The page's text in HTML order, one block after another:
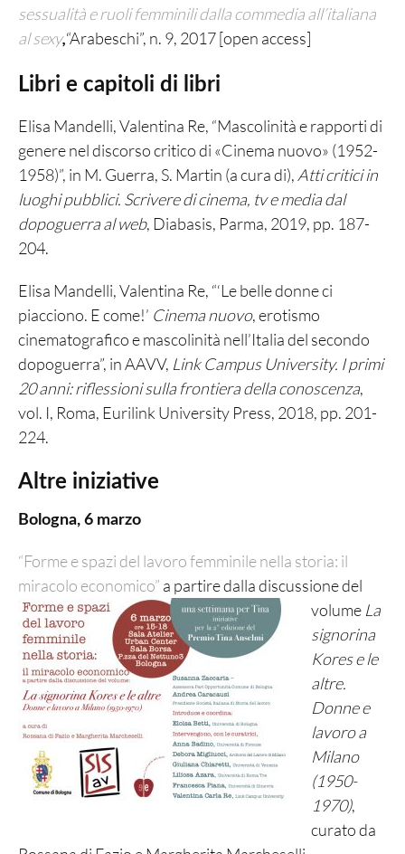
sessualità e ruoli femminili dalla commedia all’italiana
alsexy,“Arabeschi”, n. 9, 2017 [open access]
Libri e capitoli di libri
Elisa Mandelli, Valentina Re, “Mascolinità e rapporti di
genere nel discorso critico di «Cinema nuovo» (1952-
1958)”, in M. Guerra, S. Martin (a cura di), Atti critici in
luoghi pubblici. Scrivere di cinema, tv e media dal
dopoguerra al web, Diabasis, Parma, 2019, pp. 187-
204.
Elisa Mandelli, Valentina Re, “‘Le belle donne ci
piacciono. E come!’ Cinema nuovo, erotismo
cinematografico e mascolinità nell’Italia del secondo
dopoguerra”, in AAVV, Link Campus University. I primi
20 anni: riflessioni sulla frontiera della conoscenza,
vol. I, Roma, Eurilink University Press, 2018, pp. 201-
224.
Altre iniziative
Bologna, 6 marzo
“Forme e spazi del lavoro femminile nella storia: il
miracolo economico” a partire dalla discussione del
volume La
signorina
Kores e le
altre.
Donne e
lavoro a
Milano
(1950-
1970),
curato da